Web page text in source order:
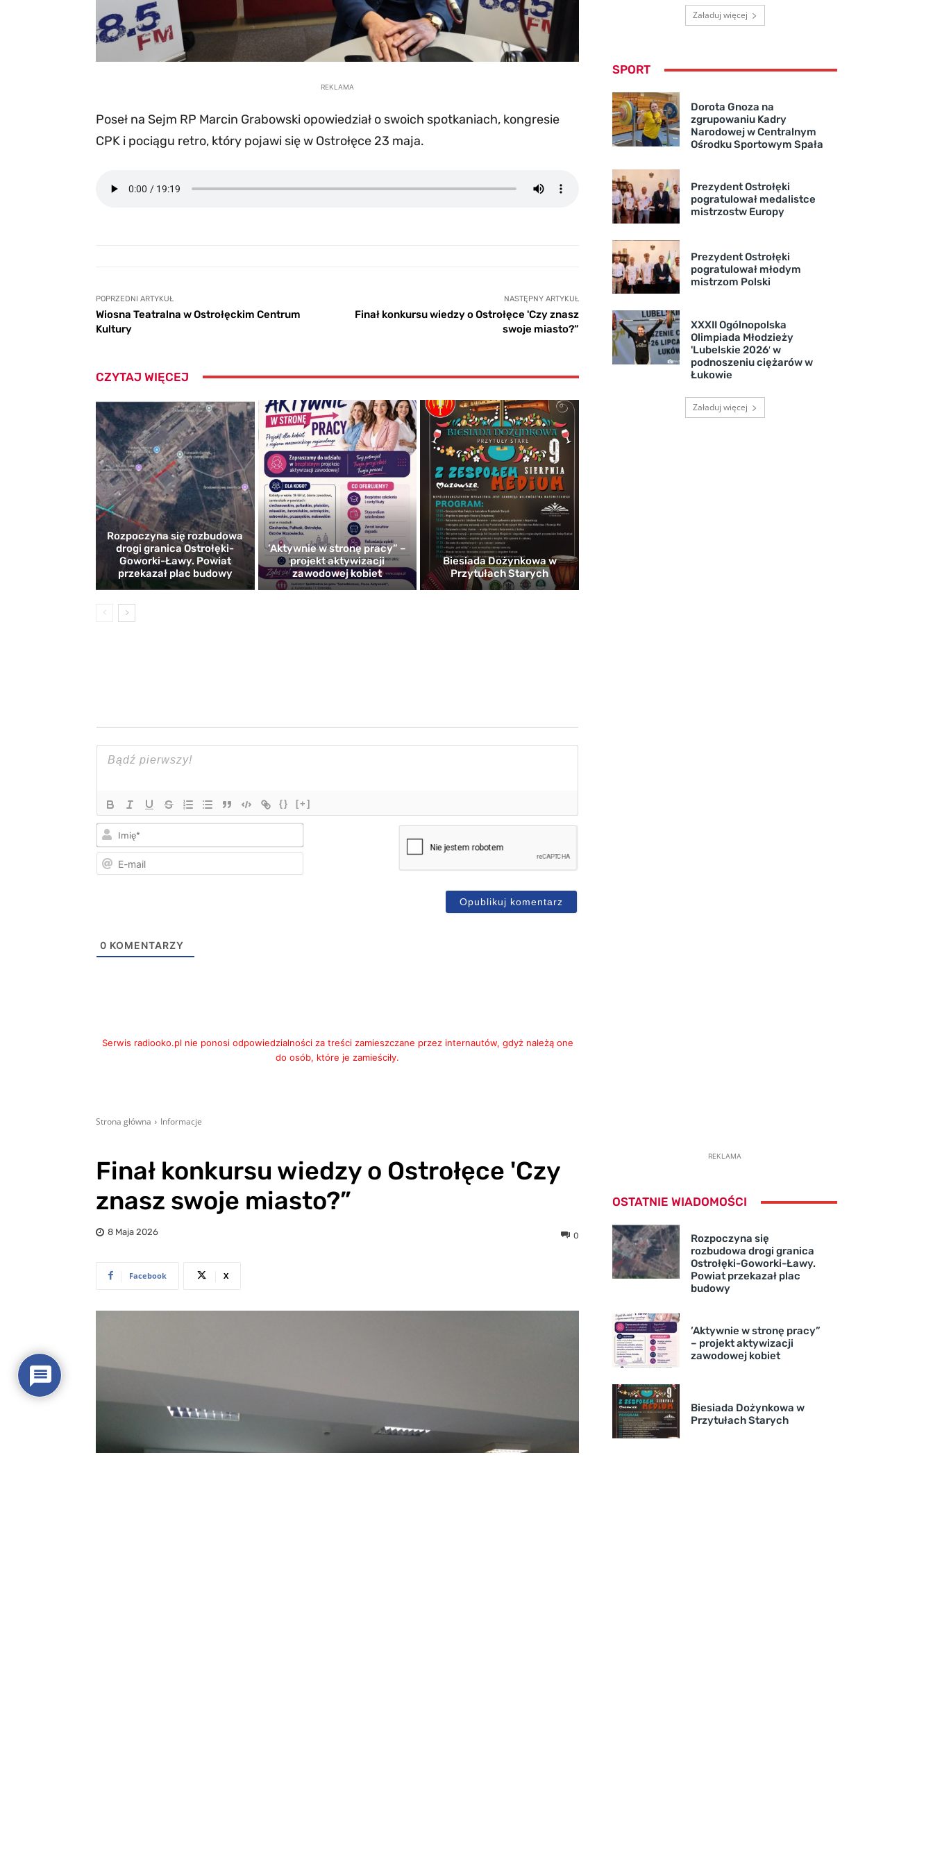
REKLAMA
Poseł na Sejm RP Marcin Grabowski opowiedział o swoich spotkaniach, kongresie
CPK i pociągu retro, który pojawi się w Ostrołęce 23 maja.
POPRZEDNI ARTYKUŁ
Wiosna Teatralna w Ostrołęckim Centrum
Kultury
NASTĘPNY ARTYKUŁ
Finał konkursu wiedzy o Ostrołęce 'Czy znasz
swoje miasto?”
CZYTAJ WIĘCEJ
Rozpoczyna się rozbudowa
drogi granica Ostrołęki-
Goworki-Ławy. Powiat
przekazał plac budowy
’Aktywnie w stronę pracy” –
projekt aktywizacji
zawodowej kobiet
Biesiada Dożynkowa w
Przytułach Starych
{} [+]
mail
0 KOMENTARZY
Serwis radiooko.pl nie ponosi odpowiedzialności za treści zamieszczane przez internautów, gdyż należą one
do osób, które je zamieściły.
Załaduj więcej
SPORT
Dorota Gnoza na
zgrupowaniu Kadry
Narodowej w Centralnym
Ośrodku Sportowym Spała
Prezydent Ostrołęki
pogratulował medalistce
mistrzostw Europy
Prezydent Ostrołęki
pogratulował młodym
mistrzom Polski
XXXII Ogólnopolska
Olimpiada Młodzieży
'Lubelskie 2026′ w
podnoszeniu ciężarów w
Łukowie
Załaduj więcej